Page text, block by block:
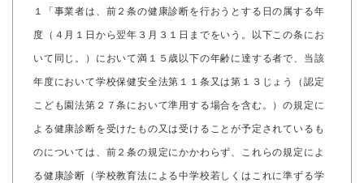
１「事業者は、前２条の健康診断を行おうとする日の属する年
度（４月１日から翌年３月３１日までをいう。以下この条にお
いて同じ。）において満１５歳以下の年齢に達する者で、当該
年度において学校保健安全法第１１条又は第１３じょう（認定
こども園法第２７条において準用する場合を含む。）の規定に
よる健康診断を受けたもの又は受けることが予定されているも
のについては、前２条の規定にかかわらず、これらの規定によ
る健康診断（学校教育法による中学校若しくはこれに準ずる学